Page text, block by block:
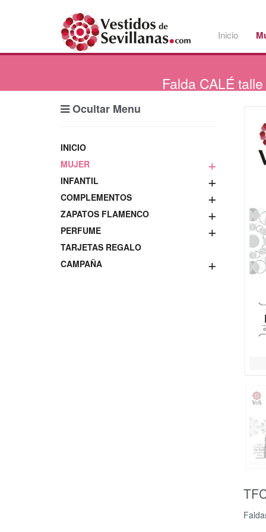
Inicio
Falda CALÉ
Ocultar Menu
INICIO
+
MUJER
+
INFANTIL
+
COMPLEMENTOS
+
ZAPATOS FLAMENCO
+
PERFUME
TARJETAS REGALO
+
CAMPAÑA